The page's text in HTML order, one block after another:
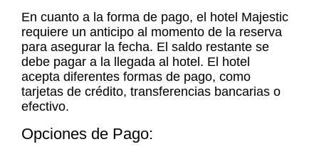
En cuanto a la forma de pago, el hotel Majestic
requiere un anticipo al momento de la reserva
para asegurar la fecha. El saldo restante se
debe pagar a la llegada al hotel. El hotel
acepta diferentes formas de pago, como
tarjetas de crédito, transferencias bancarias o
efectivo.
Opciones de Pago: